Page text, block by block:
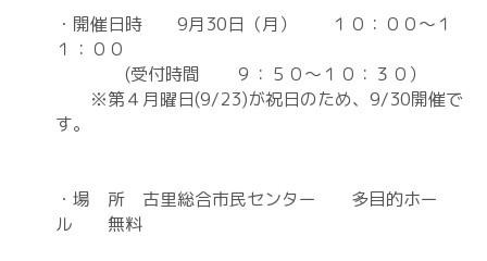
・開催日時 9月30日（月） １０：００～１
１：００
(受付時間 ９：５０～１０：３０）
※第４月曜日(9/23)が祝日のため、9/30開催で
す。
・場 所 古里総合市民センター 多目的ホー
ル 無料